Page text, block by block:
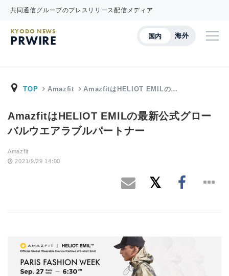
共同通信グループのプレスリリース配信メディア
国内 海外
KYODO NEWS
PRWIRE
TOP Amazfit AmazfitはHELIOT EMILの…
AmazfitはHELIOT EMILの最新公式グロー
バルウエアラブルパートナー
Amazfit
2021/9/29 14:00